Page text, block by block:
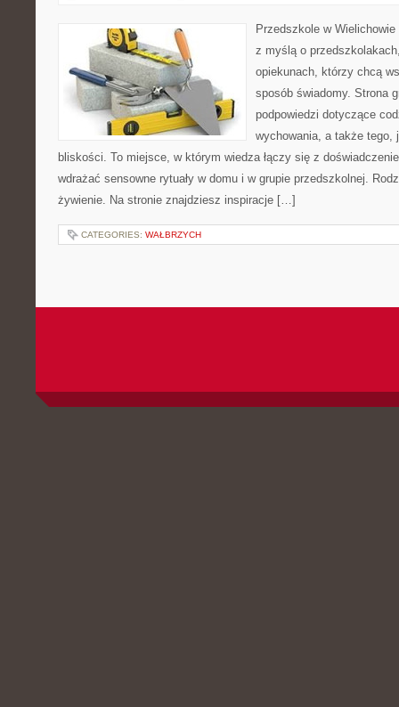
Przedszkole w
z myślą o
opiekunach, którzy chcą
sposób świadomy. Strona
podpowiedzi dotyczące
wychowania, a także tego,
bliskości. To miejsce, w którym wiedza łączy się z
wdrażać sensowne rytuały w domu i w grupie przedszkolnej.
żywienie. Na stronie znajdziesz inspiracje […]
CATEGORIES: WAŁBRZYCH